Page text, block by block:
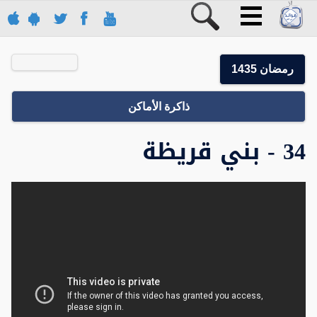
رمضان 1435
ذاكرة الأماكن
34 - بني قريظة